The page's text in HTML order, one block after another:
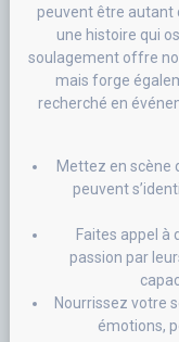
peuvent être autant
une histoire qui
soulagement offre
mais forge
recherché en
Mettez en scène
peuvent
Faites appel à
passion par
Nourrissez votre
émotions,